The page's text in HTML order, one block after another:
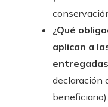
¿Qué
aplican a
declaración
beneficiario).